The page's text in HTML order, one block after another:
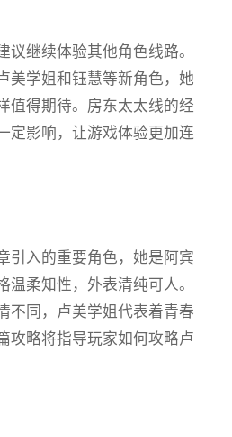
议继续体验其他角色线路。
美学姐和钰慧等新角色，她
值得期待。房东太太线的经
定影响，让游戏体验更加连
引入的重要角色，她是阿宾
温柔知性，外表清纯可人。
不同，卢美学姐代表着青春
攻略将指导玩家如何攻略卢